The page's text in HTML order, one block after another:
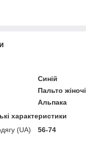
Синій
Пальто жіночі
Альпака
характеристики
(UA)
56-74